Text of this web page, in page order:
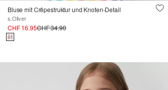
Bluse mit Crêpestruktur und Knoten-Detail
s.Oliver
CHF 16.95CHF 34.90